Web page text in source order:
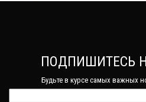
ПОДПИШИТЕСЬ
Будьте в курсе самых важных